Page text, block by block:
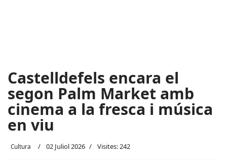
Castelldefels encara el
segon Palm Market amb
cinema a la fresca i música
en viu
Cultura 02 Juliol 2026 Visites: 242